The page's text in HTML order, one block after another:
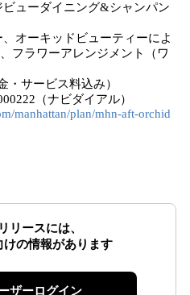
ビューダイニング&シャンパン
オーキッドビューティーによ
フラワーアレンジメント（ワ
・サービス料込み）
（ナビダイアル）
manhattan/plan/mhn-aft-orchid
リースには、
けの情報があります
ザーログイン